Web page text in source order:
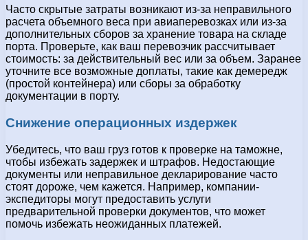
Часто скрытые затраты возникают из-за неправильного
расчета объемного веса при авиаперевозках или из-за
дополнительных сборов за хранение товара на складе
порта. Проверьте, как ваш перевозчик рассчитывает
стоимость: за действительный вес или за объем. Заранее
уточните все возможные доплаты, такие как демередж
(простой контейнера) или сборы за обработку
документации в порту.
Снижение операционных издержек
Убедитесь, что ваш груз готов к проверке на таможне,
чтобы избежать задержек и штрафов. Недостающие
документы или неправильное декларирование часто
стоят дороже, чем кажется. Например, компании-
экспедиторы могут предоставить услуги
предварительной проверки документов, что может
помочь избежать неожиданных платежей.